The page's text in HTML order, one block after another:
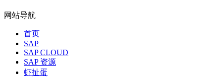
网站导航
首页
SAP
SAP CLOUD
SAP 资源
虾扯蛋